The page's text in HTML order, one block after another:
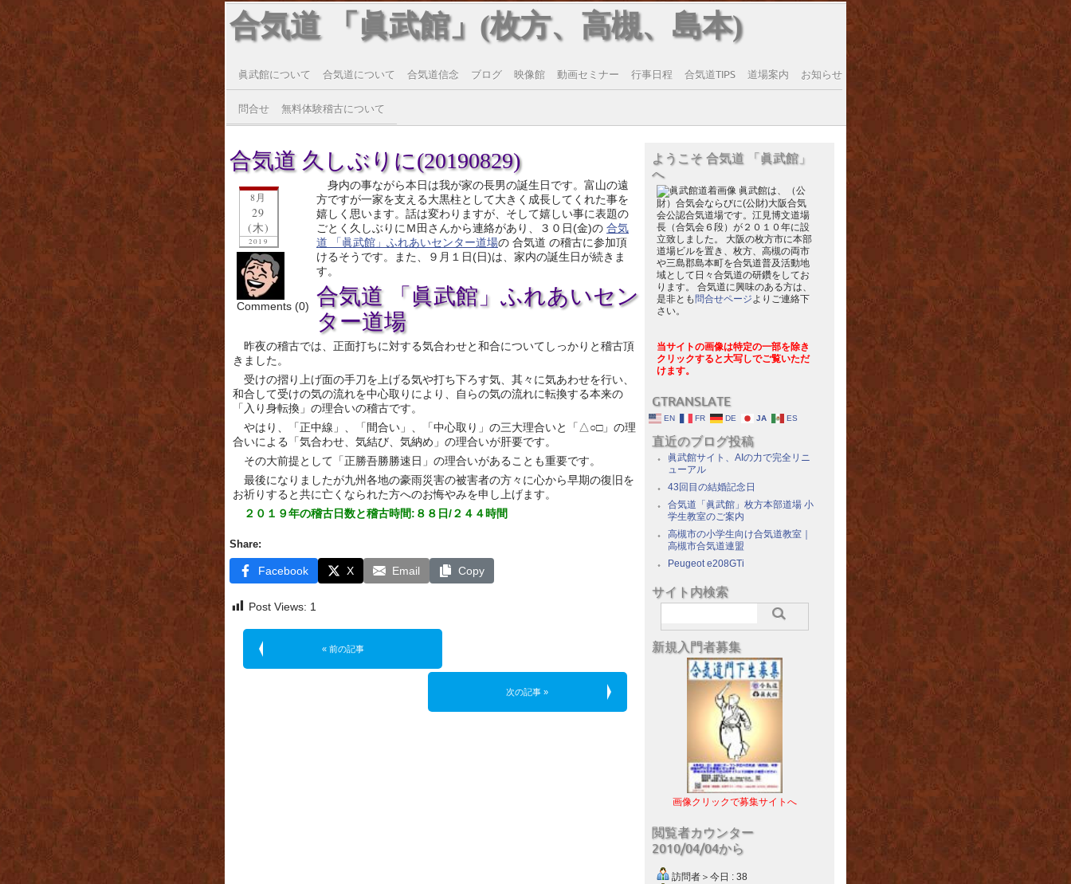
合気道 「眞武館」(枚方、高槻、島本)
眞武館について 合気道について 合気道信念 ブログ 映像館 動画セミナー 行事日程 合気道TIPS 道場案内 お知らせ
問合せ 無料体験稽古について
合気道 久しぶりに(20190829)
8月
29
(木)
2019
Comments (0)
身内の事ながら本日は我が家の長男の誕生日です。富山の遠
方ですが一家を支える大黒柱として大きく成長してくれた事を
嬉しく思います。話は変わりますが、そして嬉しい事に表題の
ごとく久しぶりにＭ田さんから連絡があり、３０日(金)の 合気
道 「眞武館」ふれあいセンター道場の 合気道 の稽古に参加頂
けるそうです。また、９月１日(日)は、家内の誕生日が続きま
す。
合気道 「眞武館」ふれあいセン
ター道場
昨夜の稽古では、正面打ちに対する気合わせと和合についてしっかりと稽古頂
きました。
受けの摺り上げ面の手刀を上げる気や打ち下ろす気、其々に気あわせを行い、
和合して受けの気の流れを中心取りにより、自らの気の流れに転換する本来の
「入り身転換」の理合いの稽古です。
やはり、「正中線」、「間合い」、「中心取り」の三大理合いと「△○□」の理
合いによる「気合わせ、気結び、気納め」の理合いが肝要です。
その大前提として「正勝吾勝勝速日」の理合いがあることも重要です。
最後になりましたが九州各地の豪雨災害の被害者の方々に心から早期の復旧を
お祈りすると共に亡くなられた方へのお悔やみを申し上げます。
２０１９年の稽古日数と稽古時間:８８日/２４４時間
Share:
Facebook X Email Copy
Post Views: 1
« 前の記事
次の記事 »
ようこそ 合気道 「眞武館」
へ
眞武館は、（公
財）合気会ならびに(公財)大阪合気
会公認合気道場です。江見博文道場
長（合気会６段）が２０１０年に設
立致しました。 大阪の枚方市に本部
道場ビルを置き、枚方、高槻の両市
や三島郡島本町を合気道普及活動地
域として日々合気道の研鑽をしてお
ります。 合気道に興味のある方は、
是非とも 問合せページよりご連絡下
さい。
当サイトの画像は特定の一部を除き
クリックすると大写しでご覧いただ
けます。
GTRANSLATE
EN FR DE JA ES
直近のブログ投稿
眞武館サイト、AIの力で完全リニ
ューアル
43回目の結婚記念日
合気道「眞武館」枚方本部道場 小
学生教室のご案内
高槻市の小学生向け合気道教室｜
高槻市合気道連盟
Peugeot e208GTi
サイト内検索
新規入門者募集
画像クリックで募集サイトへ
閲覧者カウンター
2010/04/04から
訪問者＞今日 : 38